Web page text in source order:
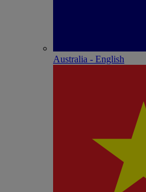
Australia - English